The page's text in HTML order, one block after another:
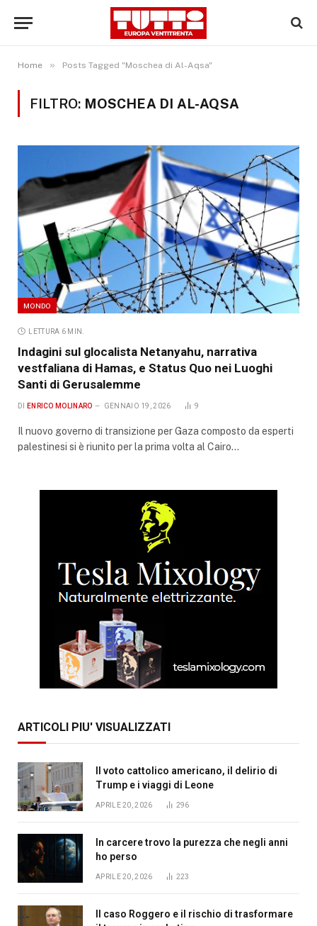
Home » Posts Tagged "Moschea di Al-Aqsa"
FILTRO: MOSCHEA DI AL-AQSA
MONDO
LETTURA 6 MIN.
Indagini sul glocalista Netanyahu, narrativa
vestfaliana di Hamas, e Status Quo nei Luoghi
Santi di Gerusalemme
DI ENRICO MOLINARO GENNAIO 19, 2026 9
Il nuovo governo di transizione per Gaza composto da esperti
palestinesi si è riunito per la prima volta al Cairo…
ARTICOLI PIU' VISUALIZZATI
Il voto cattolico americano, il delirio di
Trump e i viaggi di Leone
APRILE 20, 2026 296
In carcere trovo la purezza che negli anni
ho perso
APRILE 20, 2026 223
Il caso Roggero e il rischio di trasformare